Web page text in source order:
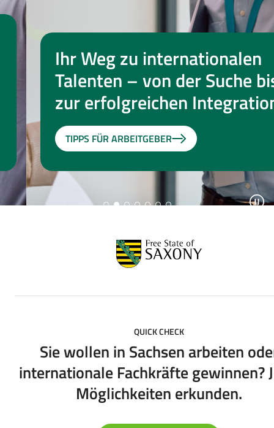
Ihr Weg zu internationalen
Talenten – von der Suche bis
zur erfolgreichen Integration
TIPPS FÜR ARBEITGEBER
QUICK CHECK
Sie wollen in Sachsen arbeiten
internationale Fachkräfte gewinnen?
Möglichkeiten erkunden.